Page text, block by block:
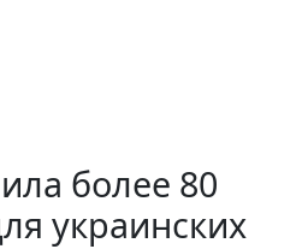
более 80
украинских